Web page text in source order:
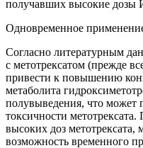
получавших высокие дозы
Одновременное
Согласно литературным
с метотрексатом (прежде
привести к повышению
метаболита
полувыведения, что может
токсичности
высоких доз метотрексата,
возможность временного